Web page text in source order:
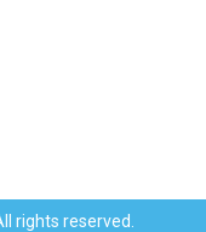
rights reserved.